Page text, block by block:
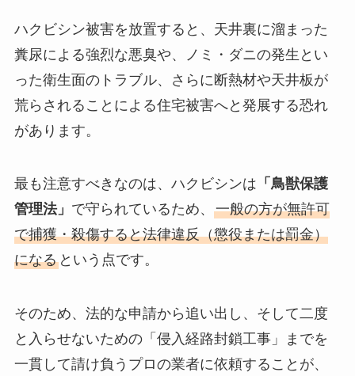
ハクビシン被害を放置すると、天井裏に溜まった
糞尿による強烈な悪臭や、ノミ・ダニの発生とい
った衛生面のトラブル、さらに断熱材や天井板が
荒らされることによる住宅被害へと発展する恐れ
があります。
最も注意すべきなのは、ハクビシンは 「鳥獣保護
管理法」 で守られているため、 一般の方が無許可
で捕獲・殺傷すると法律違反（懲役または罰金）
になるという点です。
そのため、法的な申請から追い出し、そして二度
と入らせないための「侵入経路封鎖工事」までを
一貫して請け負うプロの業者に依頼することが、